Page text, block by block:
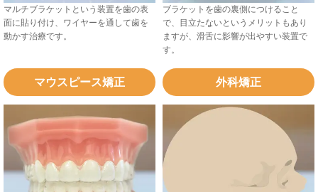
マルチブラケットという装置を歯の表
面に貼り付け、ワイヤーを通して歯を
動かす治療です。
ブラケットを歯の裏側につけること
で、目立たないというメリットもあり
ますが、滑舌に影響が出やすい装置で
す。
マウスピース矯正 外科矯正